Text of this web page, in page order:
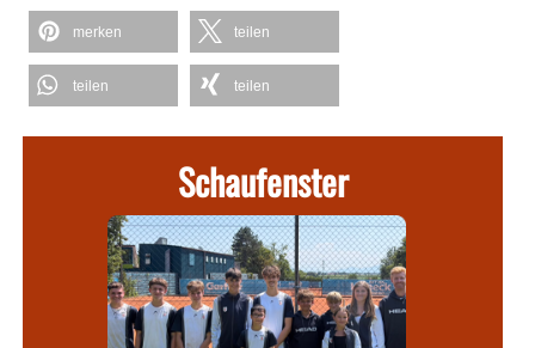
merken teilen
teilen teilen
Schaufenster